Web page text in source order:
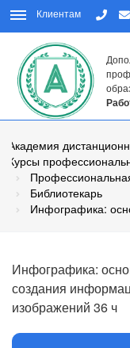
Клиентам
Академия
Курсы
Библиотекарь
Инфографика:
Инфографика:
создания
изображений 36 ч